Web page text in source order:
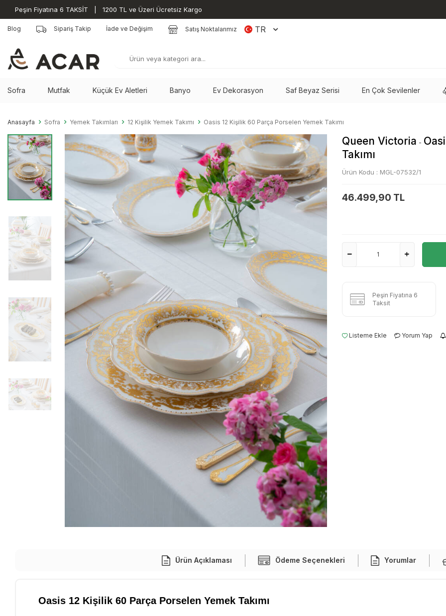
Peşin Fiyatına 6 TAKSİT | 1200 TL ve Üzeri Ücretsiz Kargo
Blog Sipariş Takip İade ve Değişim Satış Noktalarımız TR
Sofra Mutfak Küçük Ev Aletleri Banyo Ev Dekorasyon Saf Beyaz Serisi En Çok Sevilenler
Anasayfa Sofra Yemek Takımları 12 Kişilik Yemek Takımı Oasis 12 Kişilik 60 Parça Porselen Yemek Takımı
Queen Victoria -
Takımı
Ürün Kodu : MGL-07532/1
46.499,90 TL
Peşin Fiyatına 6
Taksit
Listeme Ekle Yorum Yap
Ürün Açıklaması Ödeme Seçenekleri Yorumlar
Oasis 12 Kişilik 60 Parça Porselen Yemek Takımı